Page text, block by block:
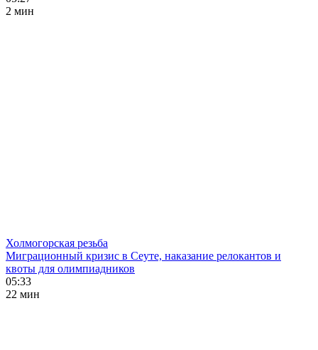
2 мин
Холмогорская резьба
Миграционный кризис в Сеуте, наказание релокантов и
квоты для олимпиадников
05:33
22 мин